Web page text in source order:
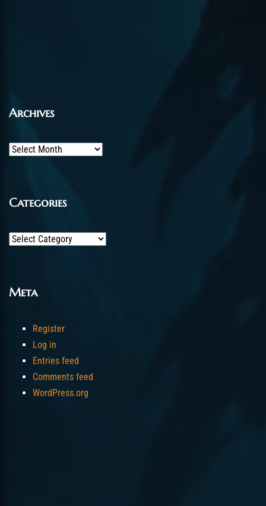
Archives
Archives
Categories
Categories
Meta
Register
Log in
Entries feed
Comments feed
WordPress.org